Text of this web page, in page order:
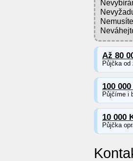
Až 80
Půjčka od
100
Půjčíme i
10 000
Půjčka